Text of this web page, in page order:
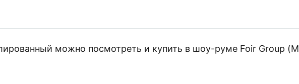
можно посмотреть и купить в шоу-руме Foir Group